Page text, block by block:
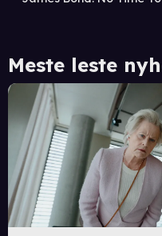
Meste leste